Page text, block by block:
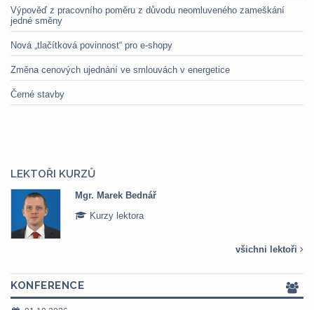
Výpověď z pracovního poměru z důvodu neomluveného zameškání
jedné směny
Nová „tlačítková povinnost“ pro e-shopy
Změna cenových ujednání ve smlouvách v energetice
Černé stavby
LEKTOŘI KURZŮ
Mgr. Marek Bednář
Kurzy lektora
všichni lektoři
KONFERENCE